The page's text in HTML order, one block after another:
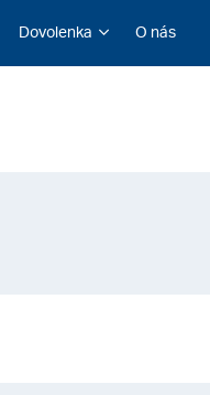
Dovolenka O nás